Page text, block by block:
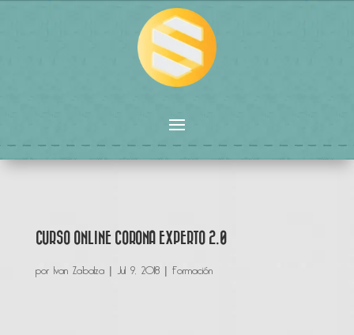
CURSO ONLINE CORONA EXPERTO 2.0
por Ivan Zabalza| Jul 9, 2018| Formación